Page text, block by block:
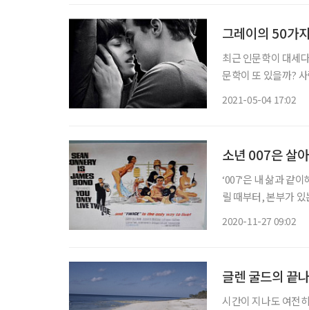
그레이의 50가
최근 인문학이 대세
문학이 또 있을까?
2021-05-04 17:02
소년 007은 살
​‘007‘은 내 삶과 같
릴 때부터, 본부가
2020-11-27 09:02
글렌 굴드의 끝
시간이 지나도 여전